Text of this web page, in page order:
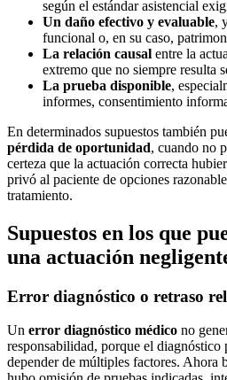
según el estándar asistencial
Un daño efectivo y evaluable,
funcional o, en su caso,
La relación causal entre la
extremo que no siempre resulta
La prueba disponible,
informes, consentimiento
En determinados supuestos también
pérdida de oportunidad, cuando no
certeza que la actuación correcta
privó al paciente de opciones
tratamiento.
Supuestos en los que
una actuación
Error diagnóstico o retraso
Un error diagnóstico médico no
responsabilidad, porque el diagnóstico
depender de múltiples factores. Ahora